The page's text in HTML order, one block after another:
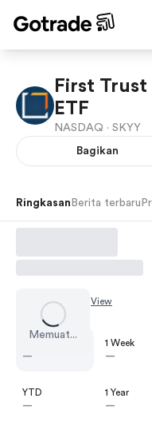
First
ETF
NASDAQ · SKYY
Bagikan
Ringkasan Berita terbaru
Memuat...
Chart by TradingView
—
1 Week
—
YTD
—
1 Year
—